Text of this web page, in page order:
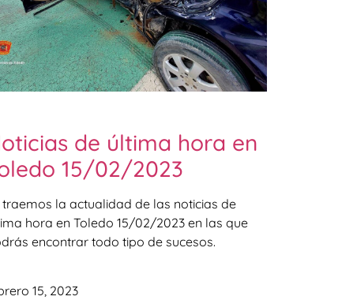
de última hora en
15/02/2023
traemos la actualidad de las noticias de
hora en Toledo 15/02/2023 en las que
encontrar todo tipo de sucesos.
15, 2023